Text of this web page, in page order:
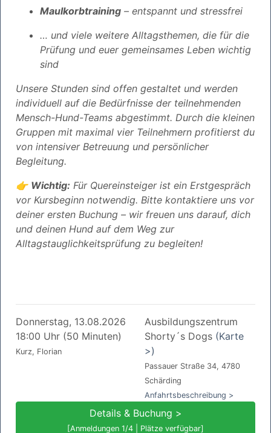
Maulkorbtraining – entspannt und stressfrei
… und viele weitere Alltagsthemen, die für die
Prüfung und euer gemeinsames Leben wichtig
sind
Unsere Stunden sind offen gestaltet und werden
individuell auf die Bedürfnisse der teilnehmenden
Mensch-Hund-Teams abgestimmt. Durch die kleinen
Gruppen mit maximal vier Teilnehmern profitierst du
von intensiver Betreuung und persönlicher
Begleitung.
👉 Wichtig: Für Quereinsteiger ist ein Erstgespräch
vor Kursbeginn notwendig. Bitte kontaktiere uns vor
deiner ersten Buchung – wir freuen uns darauf, dich
und deinen Hund auf dem Weg zur
Alltagstauglichkeitsprüfung zu begleiten!
Donnerstag, 13.08.2026
18:00 Uhr (50 Minuten)
Kurz, Florian
Ausbildungszentrum
Shorty´s Dogs (Karte
>)
Passauer Straße 34, 4780
Schärding
Anfahrtsbeschreibung >
Details & Buchung >
[Anmeldungen 1/4 | Plätze verfügbar]